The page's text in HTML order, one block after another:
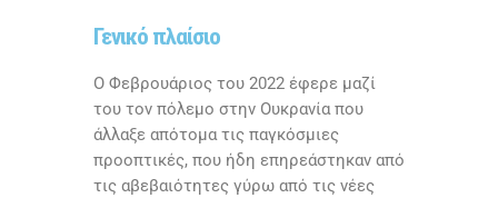
Γενικό πλαίσιο
Ο Φεβρουάριος του 2022 έφερε μαζί
του τον πόλεμο στην Ουκρανία που
άλλαξε απότομα τις παγκόσμιες
προοπτικές, που ήδη επηρεάστηκαν από
τις αβεβαιότητες γύρω από τις νέες